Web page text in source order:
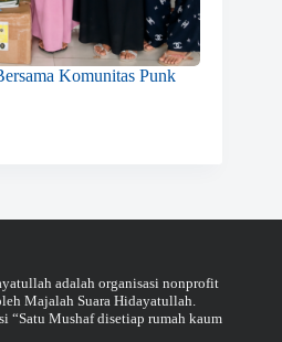
Komunitas Punk
adalah organisasi nonprofit
Majalah Suara Hidayatullah.
“Satu Mushaf disetiap rumah kaum